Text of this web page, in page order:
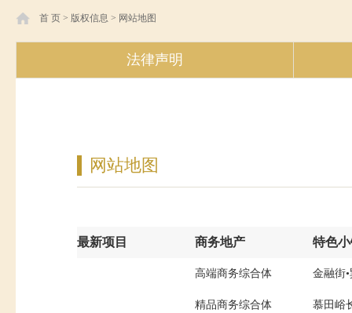
首 页 > 版权信息 > 网站地图
法律声明
网站地图
最新项目 商务地产
高端商务综合体
精品商务综合体
特色
金融街
慕田峪